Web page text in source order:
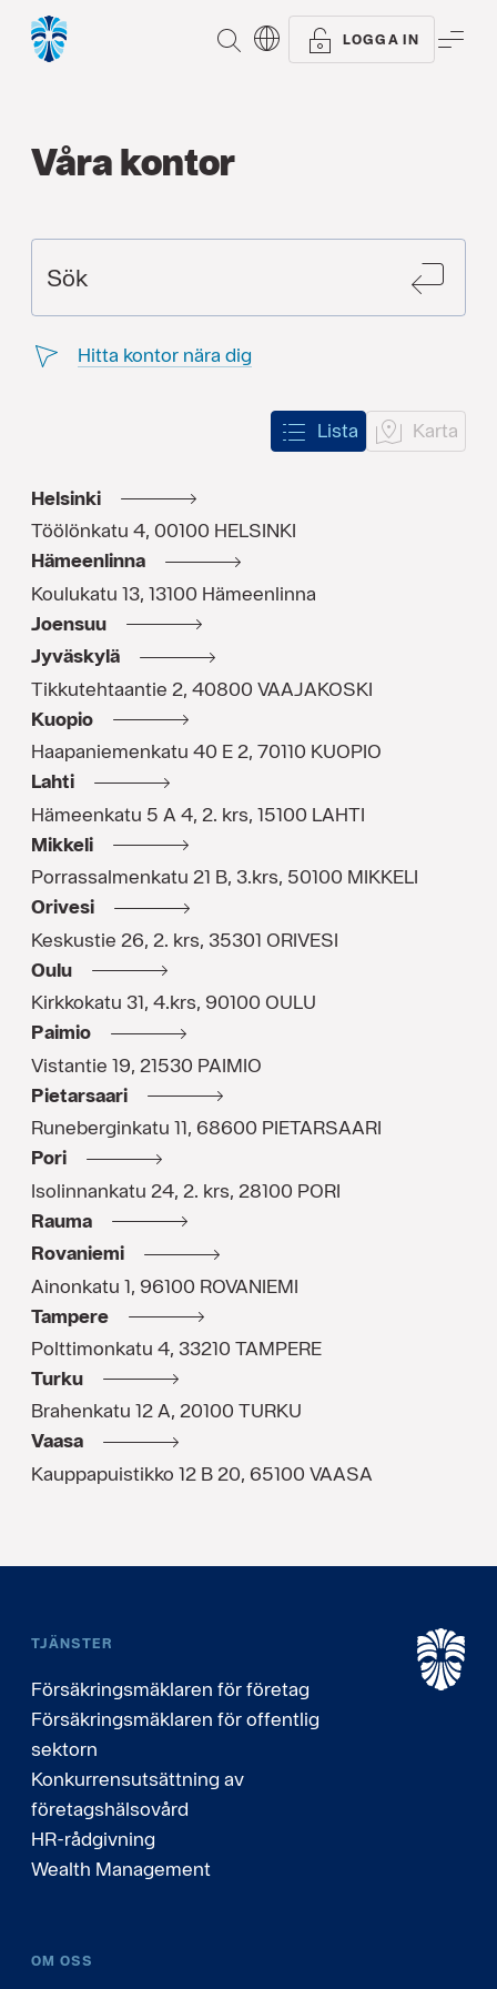
SÖK LOGGA IN
Våra kontor
Sök
Hitta kontor nära dig
Lista Karta
Helsinki
Töölönkatu 4, 00100 HELSINKI
Hämeenlinna
Koulukatu 13, 13100 Hämeenlinna
Joensuu
Jyväskylä
Tikkutehtaantie 2, 40800 VAAJAKOSKI
Kuopio
Haapaniemenkatu 40 E 2, 70110 KUOPIO
Lahti
Hämeenkatu 5 A 4, 2. krs, 15100 LAHTI
Mikkeli
Porrassalmenkatu 21 B, 3.krs, 50100 MIKKELI
Orivesi
Keskustie 26, 2. krs, 35301 ORIVESI
Oulu
Kirkkokatu 31, 4.krs, 90100 OULU
Paimio
Vistantie 19, 21530 PAIMIO
Pietarsaari
Runeberginkatu 11, 68600 PIETARSAARI
Pori
Isolinnankatu 24, 2. krs, 28100 PORI
Rauma
Rovaniemi
Ainonkatu 1, 96100 ROVANIEMI
Tampere
Polttimonkatu 4, 33210 TAMPERE
Turku
Brahenkatu 12 A, 20100 TURKU
Vaasa
Kauppapuistikko 12 B 20, 65100 VAASA
TJÄNSTER
Försäkringsmäklaren för företag
Försäkringsmäklaren för offentlig
sektorn
Konkurrensutsättning av
företagshälsovård
HR-rådgivning
Wealth Management
OM OSS